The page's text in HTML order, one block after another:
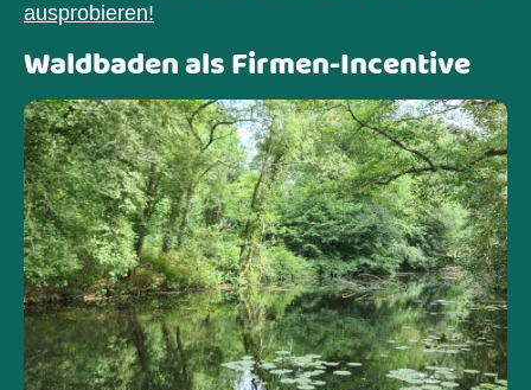
ausprobieren!
Waldbaden als Firmen-Incentive